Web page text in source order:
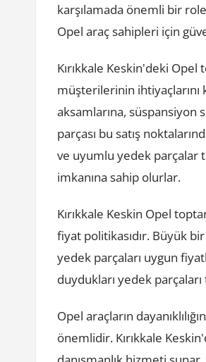
karşılamada önemli bir
Opel araç sahipleri için
Kırıkkale Keskin'deki
müşterilerinin
aksamlarına,
parçası bu satış
ve uyumlu yedek parçalar
imkanına sahip olurlar.
Kırıkkale Keskin Opel
fiyat politikasıdır. Büyük
yedek parçaları uygun
duydukları yedek
Opel araçların
önemlidir. Kırıkkale